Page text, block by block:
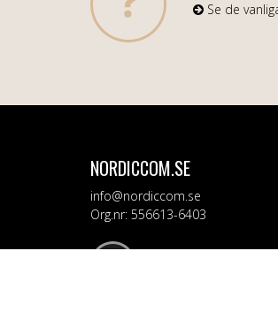
Se de
NORDICCOM.SE
info@nordiccom.se
Org.nr: 556613-6403